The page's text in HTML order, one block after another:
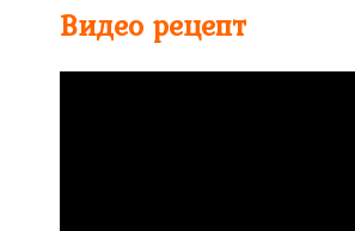
Видео рецепт